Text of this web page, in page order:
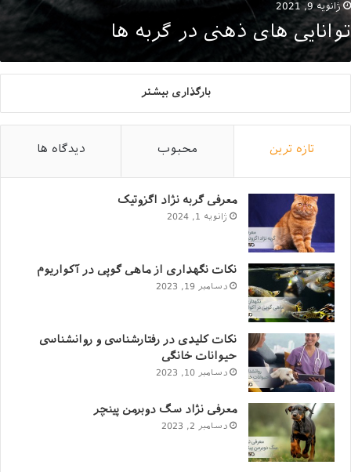
ژانویه 9, 2021
توانایی های ذهنی در گربه ها
بارگذاری بیشتر
تازه ترین محبوب دیدگاه ها
معرفی گربه نژاد اگزوتیک
ژانویه 1, 2024
نکات نگهداری از ماهی گوپی در آکواریوم
دسامبر 19, 2023
نکات کلیدی در رفتارشناسی و روانشناسی
حیوانات خانگی
دسامبر 10, 2023
معرفی نژاد سگ دوبرمن پینچر
دسامبر 2, 2023